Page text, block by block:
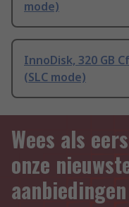
mode)
InnoDisk, 320 GB
(SLC mode)
Wees als
onze
aanbiedingen